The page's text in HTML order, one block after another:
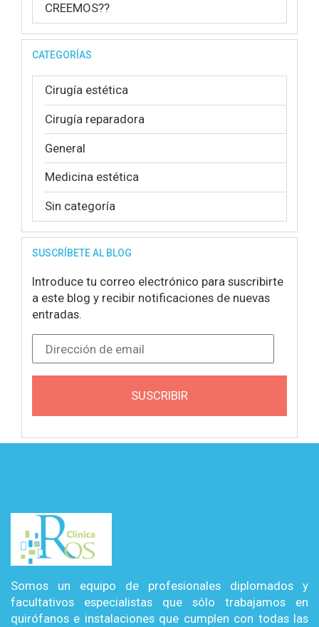
CREEMOS??
CATEGORÍAS
Cirugía estética
Cirugía reparadora
General
Medicina estética
Sin categoría
SUSCRÍBETE AL BLOG
Introduce tu correo electrónico para suscribirte
a este blog y recibir notificaciones de nuevas
entradas.
Dirección de email
SUSCRIBIR
Somos un equipo de profesionales diplomados y
facultativos especialistas que sólo trabajamos en
quirófanos e instalaciones que cumplen con todas las